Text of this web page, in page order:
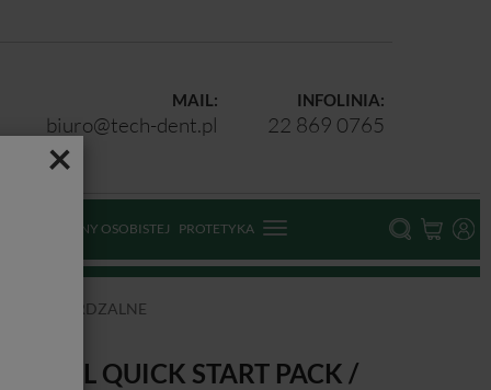
×
INFOLINIA:
22 869 0765
MAIL:
biuro@tech-dent.pl
OCHRONY OSOBISTEJ PROTETYKA
QUICK START PACK /